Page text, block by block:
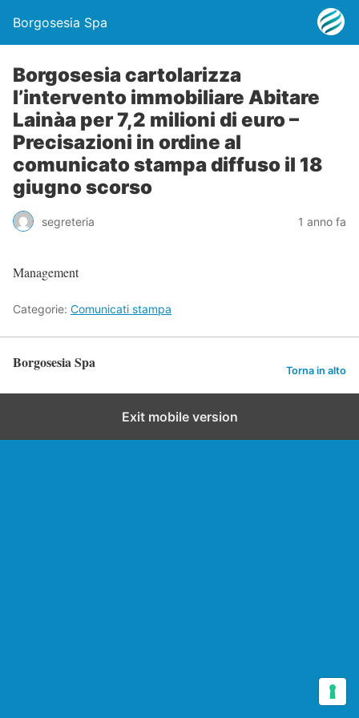
Borgosesia Spa
Borgosesia cartolarizza
l’intervento immobiliare Abitare
Lainàa per 7,2 milioni di euro –
Precisazioni in ordine al
comunicato stampa diffuso il 18
giugno scorso
segreteria 1 anno fa
Management
Categorie: Comunicati stampa
Borgosesia Spa Torna in alto
Exit mobile version